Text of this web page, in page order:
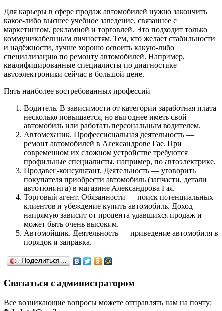
Для карьеры в сфере продаж автомобилей нужно закончить
какое-либо высшее учебное заведение, связанное с
маркетингом, рекламной и торговлей. Это подходит только
коммуникабельным личностям. Тем, кто желает стабильности
и надёжности, лучше хорошо освоить какую-либо
специализацию по ремонту автомобилей. Например,
квалифицированные специалисты по диагностике
автоэлектроники сейчас в большой цене.
Пять наиболее востребованных профессий
Водитель. В зависимости от категории заработная плата
несколько повышается, но выгоднее иметь свой
автомобиль или работать персональным водителем.
Автомеханик. Профессиональная деятельность —
ремонт автомобилей в Александрове Гае. При
современном их сложном устройстве требуются
профильные специалисты, например, по автоэлектрике.
Продавец-консультант. Деятельность — уговорить
покупателя приобрести автомобиль (запчасти, детали
автотюнинга) в магазине Александрова Гая.
Торговый агент. Обязанности — поиск потенциальных
клиентов и убеждение купить автомобиль. Доход
напрямую зависит от процента удавшихся продаж и
может быть очень высоким.
Автомойщик. Деятельность — приведение автомобиля в
порядок и заправка.
Поделиться…
Связаться с администратором
Все возникающие вопросы можете отправлять нам на почту: